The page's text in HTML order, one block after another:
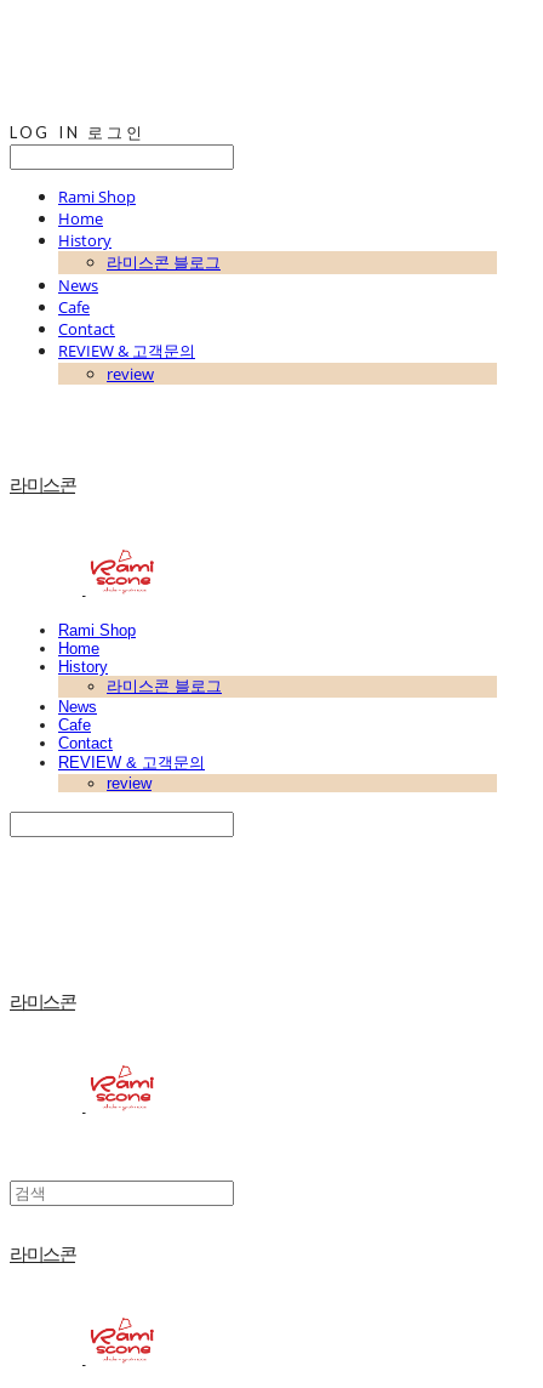
LOG IN 로그인
Rami Shop
Home
History
라미스콘 블로그
News
Cafe
Contact
REVIEW & 고객문의
review
라미스콘
Rami Shop
Home
History
라미스콘 블로그
News
Cafe
Contact
REVIEW & 고객문의
review
라미스콘
라미스콘